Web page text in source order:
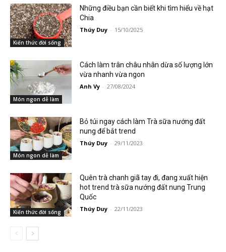
Kiến thức đời sống
Những điều bạn cần biết khi tìm hiểu về hạt
Chia
Thúy Duy - 15/10/2025
Món ngon dễ làm
Cách làm trân châu nhân dừa số lượng lớn
vừa nhanh vừa ngon
Anh Vy - 27/08/2024
Món ngon dễ làm
Bỏ túi ngay cách làm Trà sữa nướng đất
nung để bắt trend
Thúy Duy - 29/11/2023
Kiến thức đời sống
Quên trà chanh giã tay đi, đang xuất hiện
hot trend trà sữa nướng đất nung Trung
Quốc
Thúy Duy - 22/11/2023